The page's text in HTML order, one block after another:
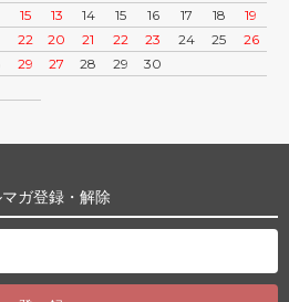
15
22
29
13
14 15 16 17 18
19
20
21 22 23 24 25
26
27
28 29 30
マガ登録・解除